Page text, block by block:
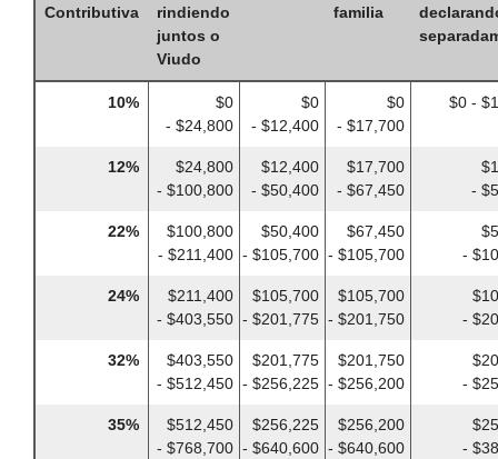
Contributiva
rindiendo
juntos o
Viudo
familia
10%
$0
- $24,800
$0
- $12,400
$0
- $17,700
$0 -
12%
$24,800
- $100,800
$12,400
- $50,400
$17,700
- $67,450
-
22%
$100,800
- $211,400
$50,400
- $105,700
$67,450
- $105,700
-
24%
$211,400
- $403,550
$105,700
- $201,775
$105,700
- $201,750
-
32%
$403,550
- $512,450
$201,775
- $256,225
$201,750
- $256,200
-
35%
$512,450
- $768,700
$256,225
- $640,600
$256,200
- $640,600
-